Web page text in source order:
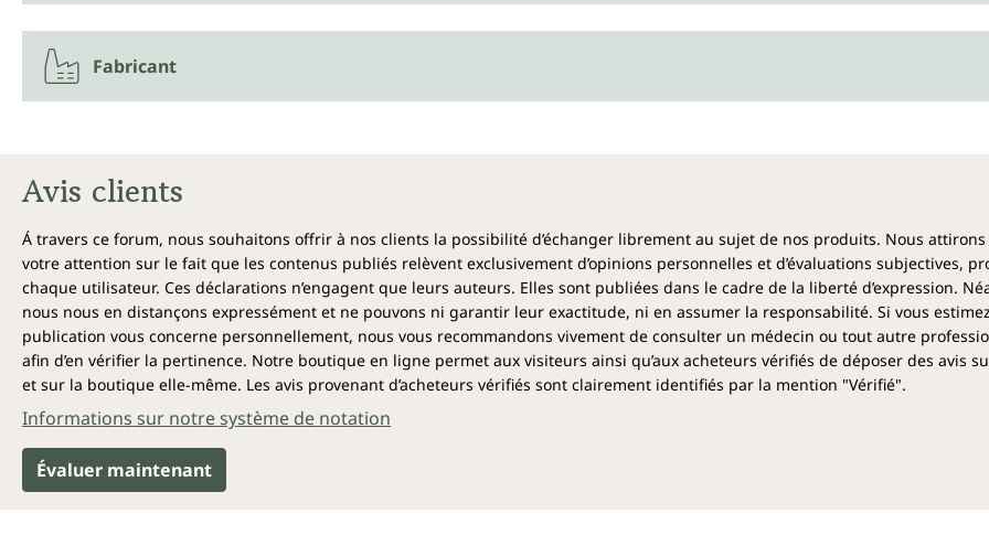
Fabricant
Avis clients
Á travers ce forum, nous souhaitons offrir à nos clients la possibilité d’échanger librement au sujet de nos produits. Nous
votre attention sur le fait que les contenus publiés relèvent exclusivement d’opinions personnelles et d’évaluations subjectives,
chaque utilisateur. Ces déclarations n’engagent que leurs auteurs. Elles sont publiées dans le cadre de la liberté d’expression.
nous nous en distançons expressément et ne pouvons ni garantir leur exactitude, ni en assumer la responsabilité. Si vous
publication vous concerne personnellement, nous vous recommandons vivement de consulter un médecin ou tout autre
afin d’en vérifier la pertinence. Notre boutique en ligne permet aux visiteurs ainsi qu’aux acheteurs vérifiés de déposer des avis
et sur la boutique elle-même. Les avis provenant d’acheteurs vérifiés sont clairement identifiés par la mention "Vérifié".
Informations sur notre système de notation
Évaluer maintenant